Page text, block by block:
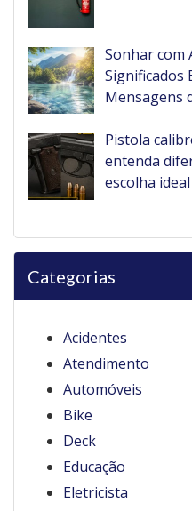
Sonhar com
Significados
Mensagens
Pistola
entenda
escolha ideal
Categorias
Acidentes
Atendimento
Automóveis
Bike
Deck
Educação
Eletricista